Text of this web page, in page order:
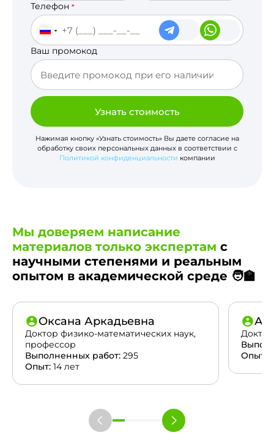
Телефон *
Ваш промокод
Узнать стоимость
Нажимая кнопку «Узнать стоимость» Вы даете согласие на
обработку своих персональных данных в соответствии с
Политикой конфиденциальности компании
Мы доверяем написание
материалов только экспертам с
научными степенями и реальным
опытом в академической среде 🧑‍🏫
Оксана Аркадьевна
Доктор физико-математических наук,
профессор
Выполненных работ: 295
Опыт: 14 лет
Опыт: